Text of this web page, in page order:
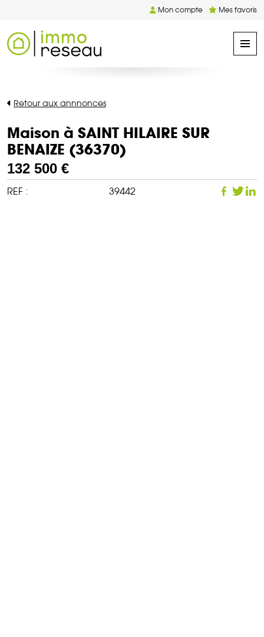
Mon compte Mes favoris
Retour aux annnonces
Maison à SAINT HILAIRE SUR
BENAIZE (36370)
132 500 €
REF : 39442